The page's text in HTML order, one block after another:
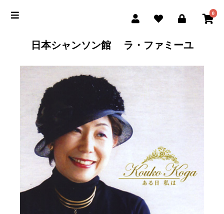
0
日本シャンソン館 ラ・ファミーユ